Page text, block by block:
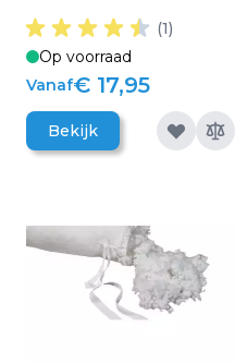
(1)
Op voorraad
Vanaf€ 17,95
Bekijk